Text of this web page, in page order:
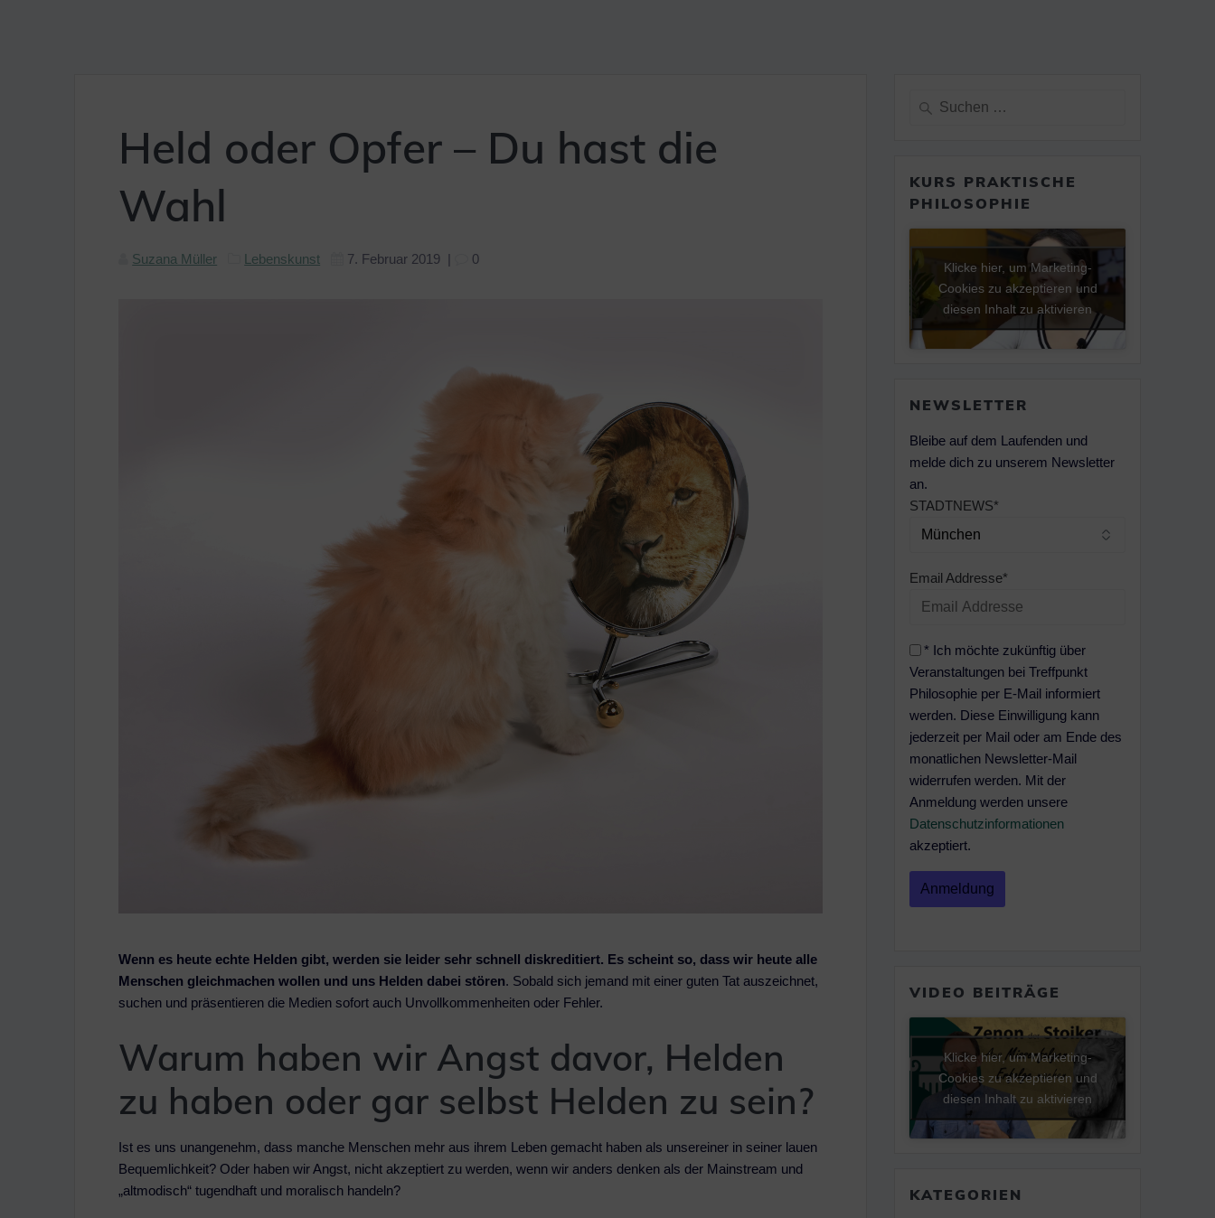
Held oder Opfer – Du hast die
Wahl
Suzana Müller Lebenskunst 7. Februar 2019 | 0
Wenn es heute echte Helden gibt, werden sie leider sehr schnell diskreditiert. Es scheint so, dass wir heute alle
Menschen gleichmachen wollen und uns Helden dabei stören. Sobald sich jemand mit einer guten Tat auszeichnet,
suchen und präsentieren die Medien sofort auch Unvollkommenheiten oder Fehler.
Warum haben wir Angst davor, Helden
zu haben oder gar selbst Helden zu sein?
Ist es uns unangenehm, dass manche Menschen mehr aus ihrem Leben gemacht haben als unsereiner in seiner lauen
Bequemlichkeit? Oder haben wir Angst, nicht akzeptiert zu werden, wenn wir anders denken als der Mainstream und
„altmodisch“ tugendhaft und moralisch handeln?
Suche
KURS PRAKTISCHE
PHILOSOPHIE
Klicke hier, um Marketing-
Cookies zu akzeptieren und
diesen Inhalt zu aktivieren
NEWSLETTER
Bleibe auf dem Laufenden und
melde dich zu unserem Newsletter
an.
STADTNEWS*
Email Addresse*
* Ich möchte zukünftig über
Veranstaltungen bei Treffpunkt
Philosophie per E-Mail informiert
werden. Diese Einwilligung kann
jederzeit per Mail oder am Ende des
monatlichen Newsletter-Mail
widerrufen werden. Mit der
Anmeldung werden unsere
Datenschutzinformationen
akzeptiert.
VIDEO BEITRÄGE
Klicke hier, um Marketing-
Cookies zu akzeptieren und
diesen Inhalt zu aktivieren
KATEGORIEN